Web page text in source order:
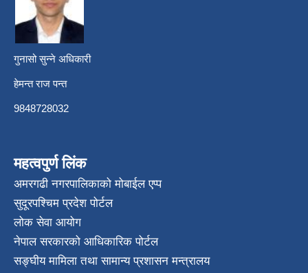
गुनासो सुन्ने अधिकारी
हेमन्त राज पन्त
9848728032
महत्वपुर्ण लिंक
अमरगढी नगरपालिकाको मोबाईल एप्प
सुदूरपश्चिम प्रदेश पोर्टल
लोक सेवा आयोग
नेपाल सरकारको आधिकारिक पोर्टल
सङ्घीय मामिला तथा सामान्य प्रशासन मन्त्रालय